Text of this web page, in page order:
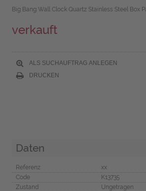
Big Bang Wall Clock Quartz Stainless Steel Box
verkauft
ALS SUCHAUFTRAG ANLEGEN
DRUCKEN
Daten
Referenz
xx
Code
K13735
Zustand
Ungetragen